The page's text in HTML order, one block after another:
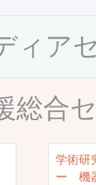
ィア
総合
学術研
ー 機